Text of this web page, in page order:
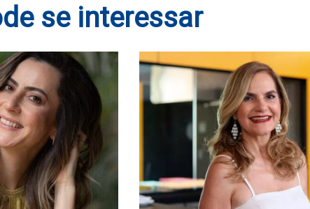
se interessar